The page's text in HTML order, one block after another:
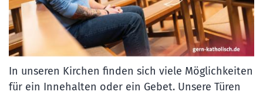
In unseren Kirchen finden sich viele Möglichkeiten
für ein Innehalten oder ein Gebet. Unsere Türen